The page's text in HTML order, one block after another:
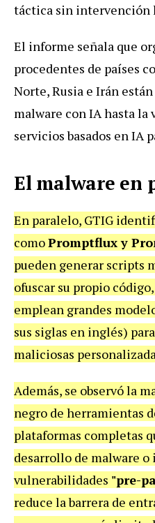
táctica sin intervención
El informe señala que
procedentes de países
Norte, Rusia e Irán
malware con IA hasta
servicios basados en IA
El malware en
En paralelo, GTIG
comoPromptflux y
pueden generar scripts
ofuscar su propio
emplean grandes
sus siglas en inglés)
maliciosas
Además, se observó la
negro de herramientas
plataformas completas
desarrollo de malware
vulnerabilidades "pre-
reduce la barrera de